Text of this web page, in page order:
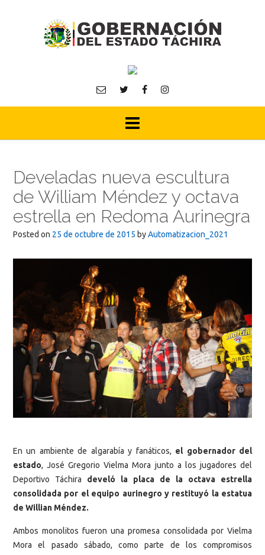
Develadas nueva escultura
de William Méndez y octava
estrella en Redoma Aurinegra
Posted on 25 de octubre de 2015 byAutomatizacion_2021
En un ambiente de algarabía y fanáticos, el gobernador del
estado, José Gregorio Vielma Mora junto a los jugadores del
Deportivo Táchira develó la placa de la octava estrella
consolidada por el equipo aurinegro y restituyó la estatua
de Willian Méndez.
Ambos monolitos fueron una promesa consolidada por Vielma
Mora el pasado sábado, como parte de los compromisos